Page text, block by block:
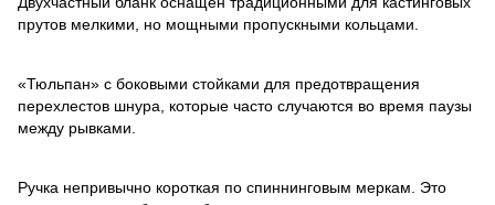
прутов мелкими, но мощными пропускными кольцами.
«Тюльпан» с боковыми стойками для предотвращения
перехлестов шнура, которые часто случаются во время паузы
между рывками.
Ручка непривычно короткая по спиннинговым меркам. Это